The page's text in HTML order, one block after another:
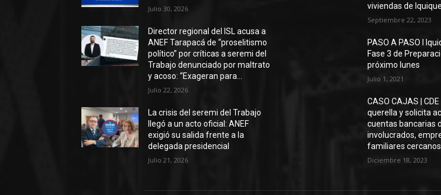
Julio 30, 2026
Director regional del ISL acusa a
ANEF Tarapacá de “proselitismo
político” por críticas a seremi del
Trabajo denunciado por maltrato
y acoso: “Exageran para...
Julio 22, 2026
La crisis del seremi del Trabajo
llegó a un acto oficial: ANEF
exigió su salida frente a la
delegada presidencial
Julio 21, 2026
viviendas de Iquique
Septiembre 22, 2023
PASO A PASO I
Fase 3 de
próximo lunes
Julio 1, 2021
CASO CAJAS |
querella y solicita
cuentas bancarias
involucrados,
familiares cercanos
Diciembre 18, 2023